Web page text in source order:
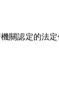
關認定的法